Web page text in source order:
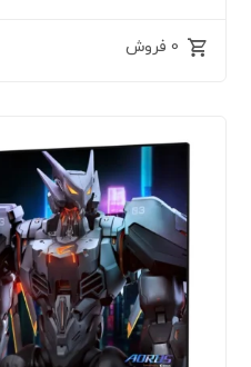
0 فروش